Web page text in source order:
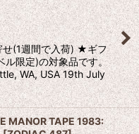
(1週間で入荷) ★ギフ
ル限定)の対象品です。
WA, USA 19th July
MANOR TAPE 1983: